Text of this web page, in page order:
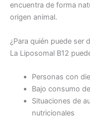
encuentra de forma
origen animal.
¿Para quién puede ser
La Liposomal B12
Personas con
Bajo consumo
Situaciones de
nutricionales